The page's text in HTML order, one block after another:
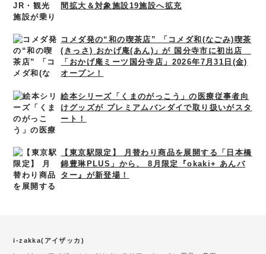
間拡大＆対象施設19施設へ拡充
コメダ発の“和の喫茶店” 「コメダ和(なごみ)喫茶
(きっさ) おかげ庵(あん)」が 国分寺市に初出店
「おかげ庵ミーツ国分寺店」2026年7月31日(金)
オープン！
絵本シリーズ「くまのがっこう」の医療従事者向
けグッズが プレミアムバンダイで取り扱いがスタ
ート！
【東京駅限定】 月替わり商品を展開する「日本橋
錦豊琳PLUS」から、 8月限定『okaki+ あんバ
ター』が新登場！
i-zakka(アイザッカ)